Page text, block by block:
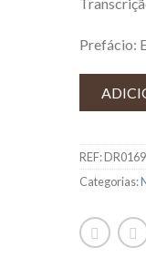
Prefácio:
REF:
Categorias: